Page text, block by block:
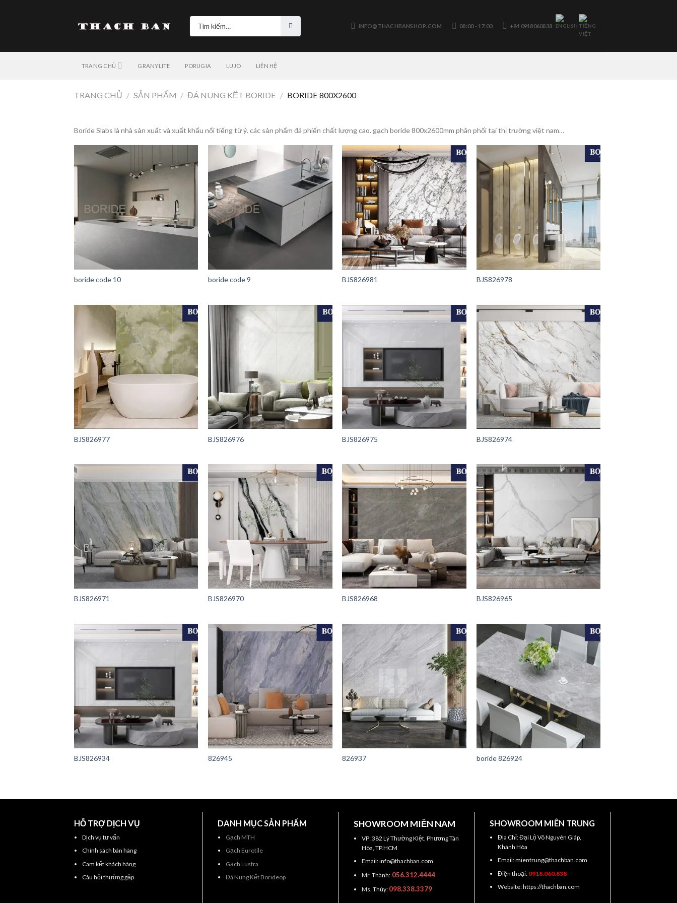
Tìm
kiếm:
INFO@THACHBANSHOP.COM 08:00 - 17:00 +84 0918060838
TRANG CHỦ GRANYLITE PORUGIA LUJO LIÊN HỆ
TRANG CHỦ / SẢN PHẨM / ĐÁ NUNG KẾT BORIDE / BORIDE 800X2600
Boride Slabs là nhà sản xuất và xuất khẩu nổi tiếng từ ý. các sản phẩm đá phiến chất lượng cao. gạch boride 800x2600mm phân phối tại thị trường việt nam…
boride code 10 boride code 9 BJS826981 BJS826978
BJS826977 BJS826976 BJS826975 BJS826974
BJS826971 BJS826970 BJS826968 BJS826965
BJS826934 826945 826937 boride 826924
HỖ TRỢ DỊCH VỤ
Dịch vụ tư vấn
Chính sách bán hàng
Cam kết khách hàng
Câu hỏi thường gặp
DANH MỤC SẢN PHẨM
Gạch MTH
Gạch Eurotile
Gạch Lustra
Đá Nung Kết Borideop
SHOWROOM MIỀN NAM
VP: 382 Lý Thường KIệt, Phương Tân
Hòa, TP.HCM
Email: info@thachban.com
Mr. Thành:056.312.4444
Ms. Thùy: 098.338.3379
SHOWROOM MIÊN TRUNG
Địa Chỉ: Đại Lộ Võ Nguyên Giáp,
Khánh Hòa
Email: mientrung@thachban.com
Điện thoại: 0918.060.838
Website: https://thachban.com